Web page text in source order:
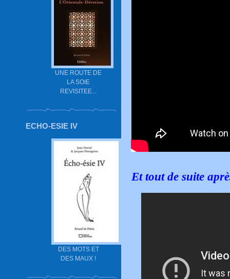
UNE ROUTE DE
LA SOIE
REVISITEE...
ECHO-ESIE IV
DES MOTS ET
DES MAUX !
Et tout de suite